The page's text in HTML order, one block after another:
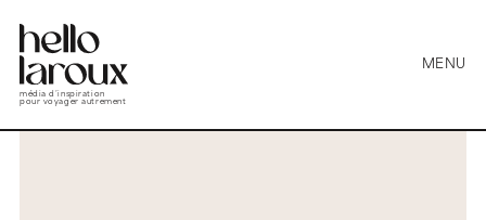
média d’inspiration
pour voyager autrement
MENU